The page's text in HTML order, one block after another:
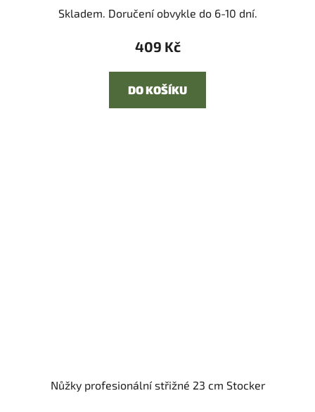
Skladem. Doručení obvykle do 6-10 dní.
409 Kč
DO KOŠÍKU
Nůžky profesionální střižné 23 cm Stocker